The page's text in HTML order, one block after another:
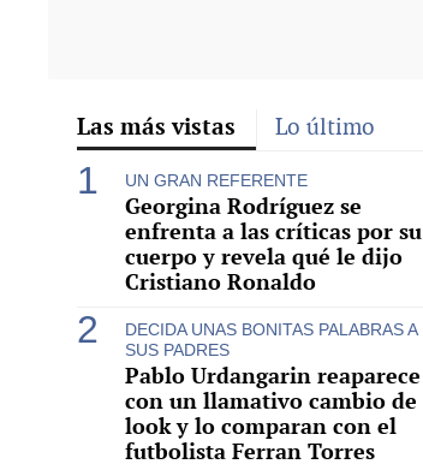
Las más vistas Lo último
UN GRAN REFERENTE
Georgina Rodríguez se
enfrenta a las críticas por su
cuerpo y revela qué le dijo
Cristiano Ronaldo
DECIDA UNAS BONITAS PALABRAS A
SUS PADRES
Pablo Urdangarin reaparece
con un llamativo cambio de
look y lo comparan con el
futbolista Ferran Torres